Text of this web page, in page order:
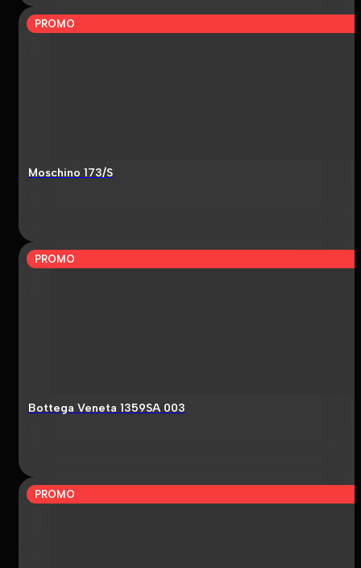
PROMO
Moschino 173/S
PROMO
Bottega Veneta 1359SA 003
PROMO